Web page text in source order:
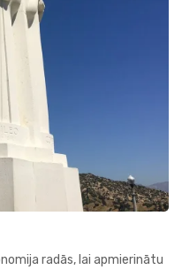
radās, lai apmierinātu